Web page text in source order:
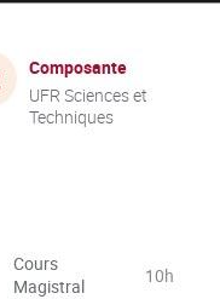
Composante
UFR Sciences et
Techniques
Cours
Magistral
10h